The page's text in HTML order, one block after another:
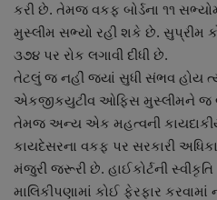
રાશિફળ
ગુનાખોરી
બોલિવૂડ
સ્વાસ્થ્ય
કરી છે. તેમજ વકફ બોર્ડના ૧૧
મુસ્લીમ સભ્યો રહી શકે છે. સુપ્રીમ
૩૭૪ પર રોક લગાવી દીધી છે.
તેટલું જ નહીં જ્યાં સુધી સંભવ હોય
એકજીકયુટીવ ઓફિસ મુસ્લીમને જ
તેમજ અન્ય એક મહત્વની
કાયદેસરના વકફ પર સરકારી
મંજુરી જરૂરી છે. હાઈકોર્ટની સ્વીકૃતિ
માલિકીપણામાં કોઈ ફેરફાર